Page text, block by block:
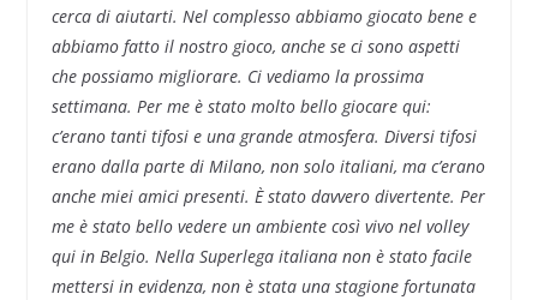
cerca di aiutarti. Nel complesso abbiamo giocato bene e
abbiamo fatto il nostro gioco, anche se ci sono aspetti
che possiamo migliorare. Ci vediamo la prossima
settimana. Per me è stato molto bello giocare qui:
c’erano tanti tifosi e una grande atmosfera. Diversi tifosi
erano dalla parte di Milano, non solo italiani, ma c’erano
anche miei amici presenti. È stato davvero divertente. Per
me è stato bello vedere un ambiente così vivo nel volley
qui in Belgio. Nella Superlega italiana non è stato facile
mettersi in evidenza, non è stata una stagione fortunata